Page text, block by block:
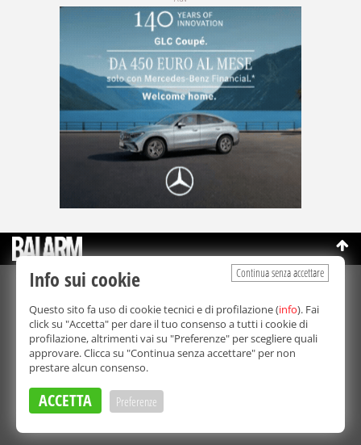
©Copyright 2003-2026
Bmedia Srl- P.IVA 07064240828
La riproduzione totale o parziale di tutti i contenuti, in qualunque
forma, su qualsiasi supporto è proibita.
Balarm.it è una testata giornalistica registrata. Autorizzazione del
Tribunale di Palermo n° 32 del 21/10/2003
Direttore responsabile:
Continua senza accettare
Info sui cookie
Questo sito fa uso di cookie tecnici e di profilazione (info). Fai
click su "Accetta" per dare il tuo consenso a tutti i cookie di
profilazione, altrimenti vai su "Preferenze" per scegliere quali
approvare. Clicca su "Continua senza accettare" per non
prestare alcun consenso.
ACCETTA Preferenze